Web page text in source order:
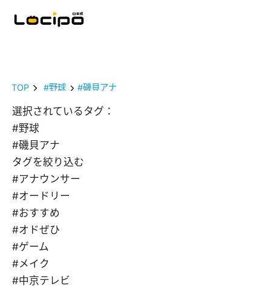
TOP #野球 #磯貝アナ
選択されているタグ：
#野球
#磯貝アナ
タグを絞り込む
#アナウンサー
#オードリー
#おすすめ
#オドぜひ
#ゲーム
#メイク
#中京テレビ